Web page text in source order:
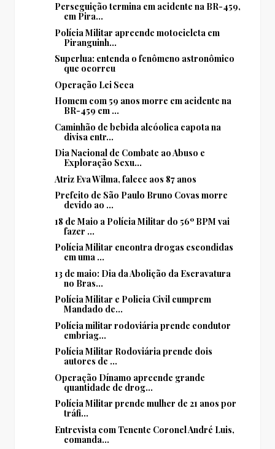
Perseguição termina em acidente na BR-459,
em Pira...
Polícia Militar apreende motocicleta em
Piranguinh...
Superlua: entenda o fenômeno astronômico
que ocorreu
Operação Lei Seca
Homem com 59 anos morre em acidente na
BR-459 em ...
Caminhão de bebida alcóolica capota na
divisa entr...
Dia Nacional de Combate ao Abuso e
Exploração Sexu...
Atriz Eva Wilma, falece aos 87 anos
Prefeito de São Paulo Bruno Covas morre
devido ao ...
18 de Maio a Polícia Militar do 56º BPM vai
fazer ...
Polícia Militar encontra drogas escondidas
em uma ...
13 de maio: Dia da Abolição da Escravatura
no Bras...
Polícia Militar e Policia Civil cumprem
Mandado de...
Polícia militar rodoviária prende condutor
embriag...
Polícia Militar Rodoviária prende dois
autores de ...
Operação Dínamo apreende grande
quantidade de drog...
Polícia Militar prende mulher de 21 anos por
tráfi...
Entrevista com Tenente Coronel André Luis,
comanda...